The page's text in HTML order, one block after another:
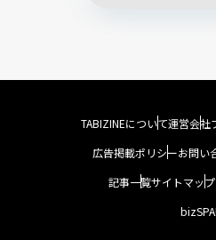
TABIZINEについて運営会社
広告掲載ポリシーお問い
記事一覧サイトマップ
bizSPA!